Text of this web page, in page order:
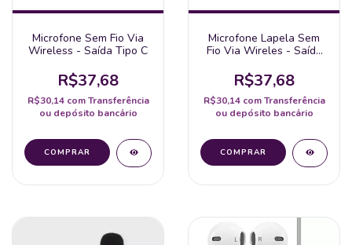
Microfone Sem Fio Via
Wireless - Saída Tipo C
R$37,68
R$30,14 com Transferência
ou depósito bancário
Microfone Lapela Sem
Fio Via Wireles - Saída
R$37,68
R$30,14 com Transferência
ou depósito bancário